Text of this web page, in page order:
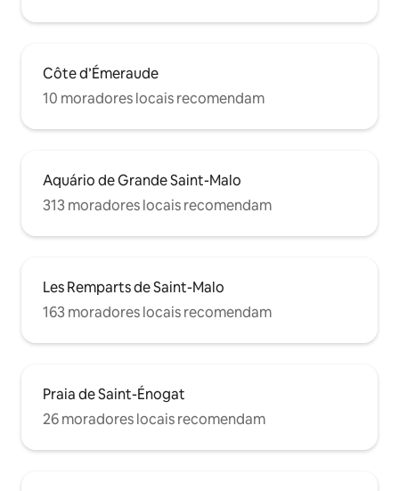
Côte d’Émeraude
10 moradores locais recomendam
Aquário de Grande Saint-Malo
313 moradores locais recomendam
Les Remparts de Saint-Malo
163 moradores locais recomendam
Praia de Saint-Énogat
26 moradores locais recomendam